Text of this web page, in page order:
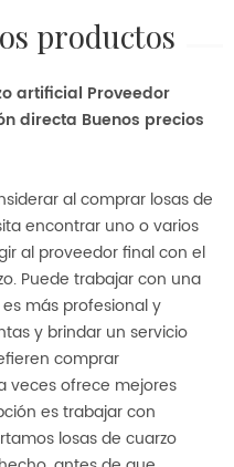
productos
artificial Proveedor
directa Buenos precios
al comprar losas de
encontrar uno o varios
al proveedor final con el
Puede trabajar con una
más profesional y
y brindar un servicio
comprar
veces ofrece mejores
es trabajar con
losas de cuarzo